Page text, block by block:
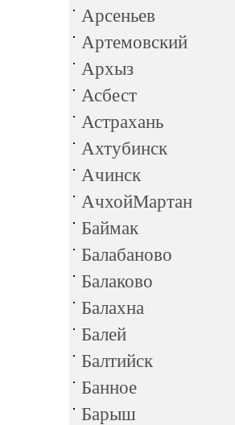
Арсеньев
Артемовский
Архыз
Асбест
Астрахань
Ахтубинск
Ачинск
АчхойМартан
Баймак
Балабаново
Балаково
Балахна
Балей
Балтийск
Банное
Барыш